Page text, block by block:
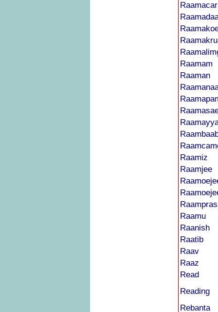
Raamam
Raaman
Raamiz
Raamjee
Raamu
Raanish
Raatib
Raav
Raaz
Read
Reading
Rebanta